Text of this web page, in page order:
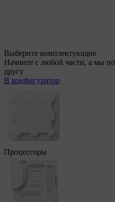
Выберите комплектующие
Начните с любой части, а мы
другу
В конфигуратор
Процессоры